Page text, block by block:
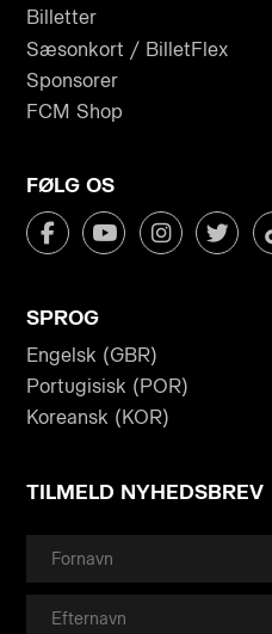
Billetter
Sæsonkort / BilletFlex
Sponsorer
FCM Shop
FØLG OS
SPROG
Engelsk (GBR)
Portugisisk (POR)
Koreansk (KOR)
TILMELD NYHEDSBREV